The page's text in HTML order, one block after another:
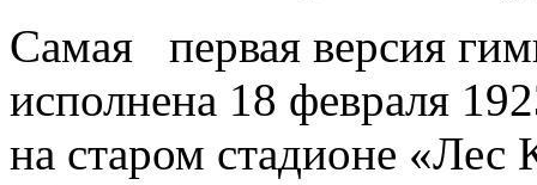
Самая первая версия
исполнена 18 февраля
на старом стадионе «Лес